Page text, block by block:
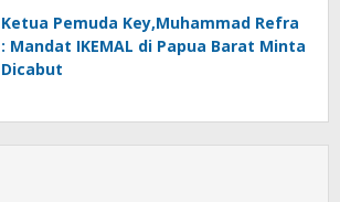
Ketua Pemuda Key,Muhammad Refra
: Mandat IKEMAL di Papua Barat Minta
Dicabut